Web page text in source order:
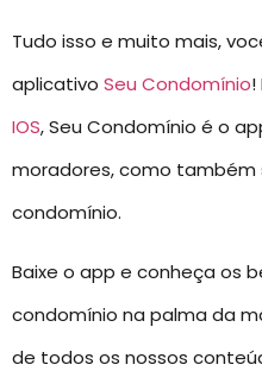
Tudo isso e muito mais,
aplicativo Seu Condomínio!
IOS, Seu Condomínio é o
moradores, como também
condomínio.
Baixe o app e conheça os
condomínio na palma da
de todos os nossos